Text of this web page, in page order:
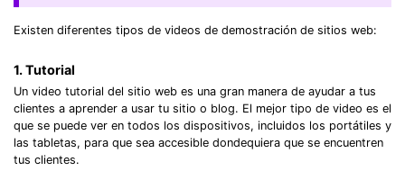
Existen diferentes tipos de videos de demostración de sitios web:
1. Tutorial
Un video tutorial del sitio web es una gran manera de ayudar a tus
clientes a aprender a usar tu sitio o blog. El mejor tipo de video es el
que se puede ver en todos los dispositivos, incluidos los portátiles y
las tabletas, para que sea accesible dondequiera que se encuentren
tus clientes.